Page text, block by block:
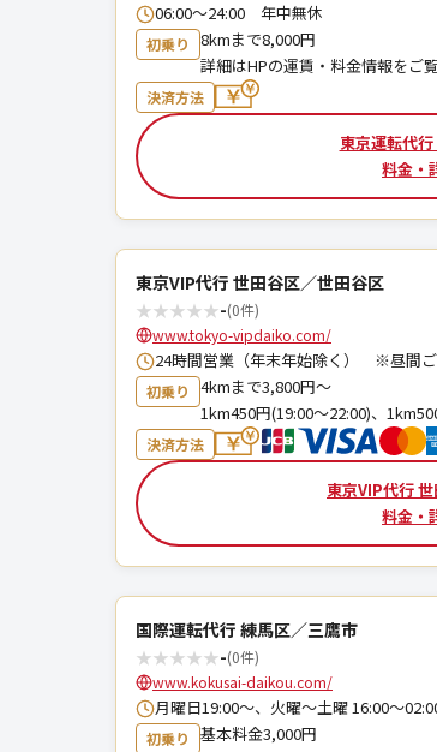
06:00〜24:00 年中無休
初乗り
8kmまで8,000円
詳細はHPの運賃・料金情報をご
決済方法
東京運転代
料金・
東京VIP代行 世田谷区／世田谷区
★★★★★-(0件)
www.tokyo-vipdaiko.com/
24時間営業（年末年始除く） ※昼間ご
初乗り
4kmまで3,800円～
1km450円(19:00～22:00)、
決済方法
東京VIP代行
料金・
国際運転代行 練馬区／三鷹市
★★★★★-(0件)
www.kokusai-daikou.com/
月曜日19:00～、火曜〜土曜 16:00〜
初乗り
基本料金3,000円